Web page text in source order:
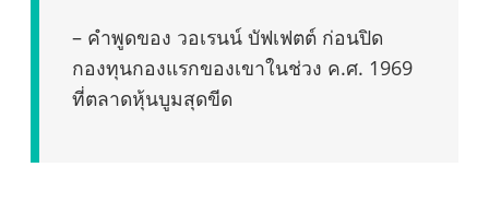
– คำพูดของ วอเรนน์ บัฟเฟตต์ ก่อนปิด
กองทุนกองแรกของเขาในช่วง ค.ศ. 1969
ที่ตลาดหุ้นบูมสุดขีด